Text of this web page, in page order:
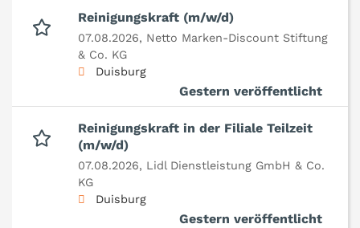
Reinigungskraft (m/w/d)
07.08.2026, Netto Marken-Discount Stiftung
& Co. KG
Duisburg
Gestern veröffentlicht
Reinigungskraft in der Filiale Teilzeit
(m/w/d)
07.08.2026, Lidl Dienstleistung GmbH & Co.
KG
Duisburg
Gestern veröffentlicht